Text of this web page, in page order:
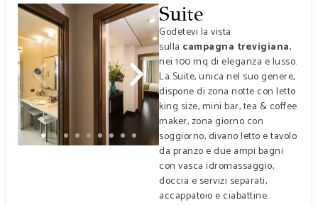
Suite
Godetevi la vista
sulla campagna trevigiana,
nei 100 mq di eleganza e lusso.
La Suite, unica nel suo genere,
dispone di zona notte con letto
king size, mini bar, tea & coffee
maker, zona giorno con
soggiorno, divano letto e tavolo
da pranzo e due ampi bagni
con vasca idromassaggio,
doccia e servizi separati,
accappatoio e ciabattine.